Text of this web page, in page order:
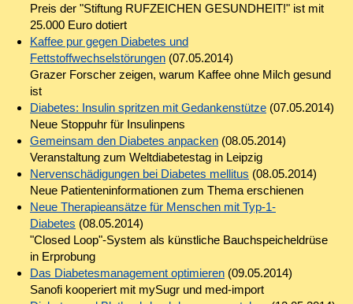
Preis der "Stiftung RUFZEICHEN GESUNDHEIT!" ist mit
25.000 Euro dotiert
Kaffee pur gegen Diabetes und
Fettstoffwechselstörungen(07.05.2014)
Grazer Forscher zeigen, warum Kaffee ohne Milch gesund
ist
Diabetes: Insulin spritzen mit Gedankenstütze(07.05.2014)
Neue Stoppuhr für Insulinpens
Gemeinsam den Diabetes anpacken(08.05.2014)
Veranstaltung zum Weltdiabetestag in Leipzig
Nervenschädigungen bei Diabetes mellitus (08.05.2014)
Neue Patienteninformationen zum Thema erschienen
Neue Therapieansätze für Menschen mit Typ-1-
Diabetes (08.05.2014)
"Closed Loop"-System als künstliche Bauchspeicheldrüse
in Erprobung
Das Diabetesmanagement optimieren(09.05.2014)
Sanofi kooperiert mit mySugr und med-import